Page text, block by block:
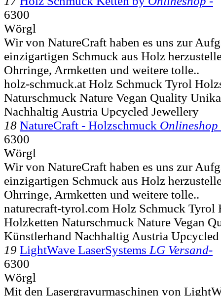
6300
Wörgl
Wir von NatureCraft haben es uns zur
einzigartigen Schmuck aus Holz
Ohrringe, Armketten und weitere tolle..
holz-schmuck.at Holz Schmuck Tyrol
Naturschmuck Nature Vegan Quality
Nachhaltig Austria Upcycled Jewellery
18 NatureCraft - Holzschmuck Onlineshop
6300
Wörgl
Wir von NatureCraft haben es uns zur
einzigartigen Schmuck aus Holz
Ohrringe, Armketten und weitere tolle..
naturecraft-tyrol.com Holz Schmuck Tyrol
Holzketten Naturschmuck Nature Vegan
Künstlerhand Nachhaltig Austria
19 LightWave LaserSystems LG Versand-
6300
Wörgl
Mit den Lasergravurmaschinen von